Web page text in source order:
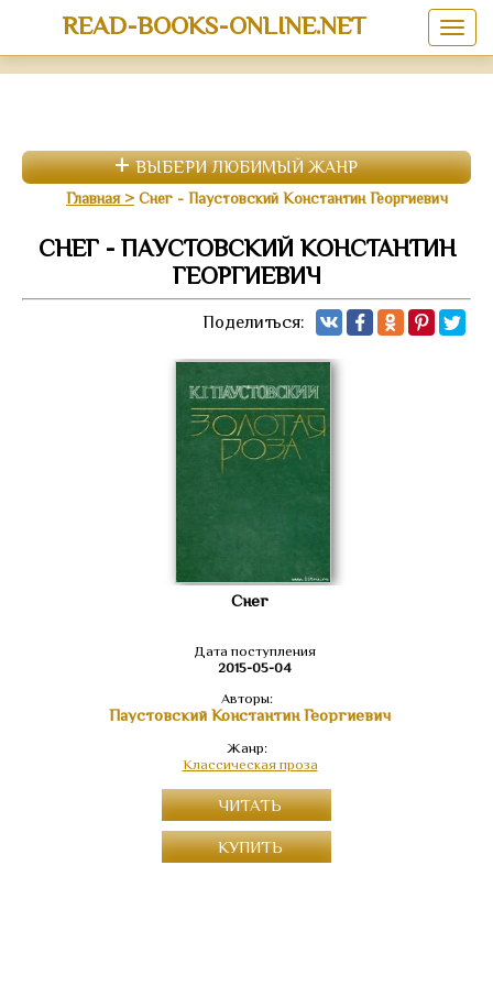
READ-BOOKS-ONLINE.NET
ВЫБЕРИ ЛЮБИМЫЙ ЖАНР
Главная Снег - Паустовский Константин Георгиевич
СНЕГ - ПАУСТОВСКИЙ КОНСТАНТИН
ГЕОРГИЕВИЧ
Поделиться:
Снег
Дата поступления
2015-05-04
Авторы:
Паустовский Константин Георгиевич
Жанр:
Классическая проза
ЧИТАТЬ
КУПИТЬ